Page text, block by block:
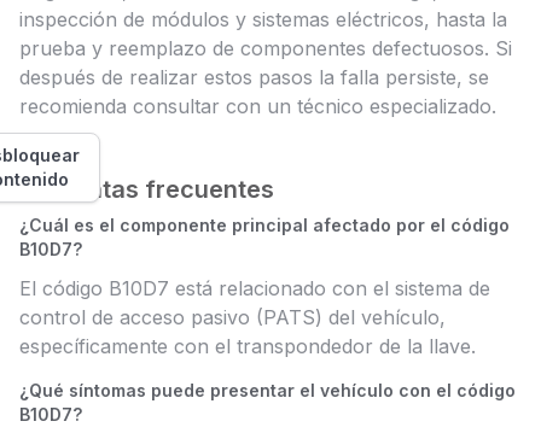
inspección de módulos y sistemas eléctricos, hasta la
prueba y reemplazo de componentes defectuosos. Si
después de realizar estos pasos la falla persiste, se
recomienda consultar con un técnico especializado.
Preguntas frecuentes
¿Cuál es el componente principal afectado por el código
B10D7?
El código B10D7 está relacionado con el sistema de
control de acceso pasivo (PATS) del vehículo,
específicamente con el transpondedor de la llave.
¿Qué síntomas puede presentar el vehículo con el código
B10D7?